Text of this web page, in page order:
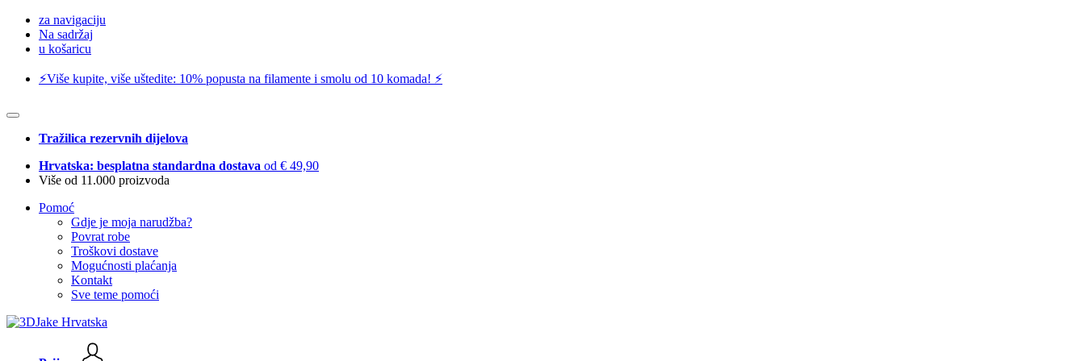
za navigaciju
Na sadržaj
u košaricu
⚡️Više kupite, više uštedite: 10% popusta na filamente i smolu od 10 komada! ⚡️
Tražilica rezervnih dijelova
Hrvatska: besplatna standardna dostava od € 49,90
Više od 11.000 proizvoda
Pomoć
Gdje je moja narudžba?
Povrat robe
Troškovi dostave
Mogućnosti plaćanja
Kontakt
Sve teme pomoći